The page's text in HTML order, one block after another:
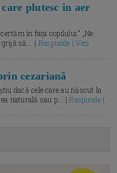
plutesc in aer
în fața copilului.” „Ne
grijă să... | Raspunde | Vezi
cezariană
dacă cele care au născut la
naturală sau p... |Raspunde |